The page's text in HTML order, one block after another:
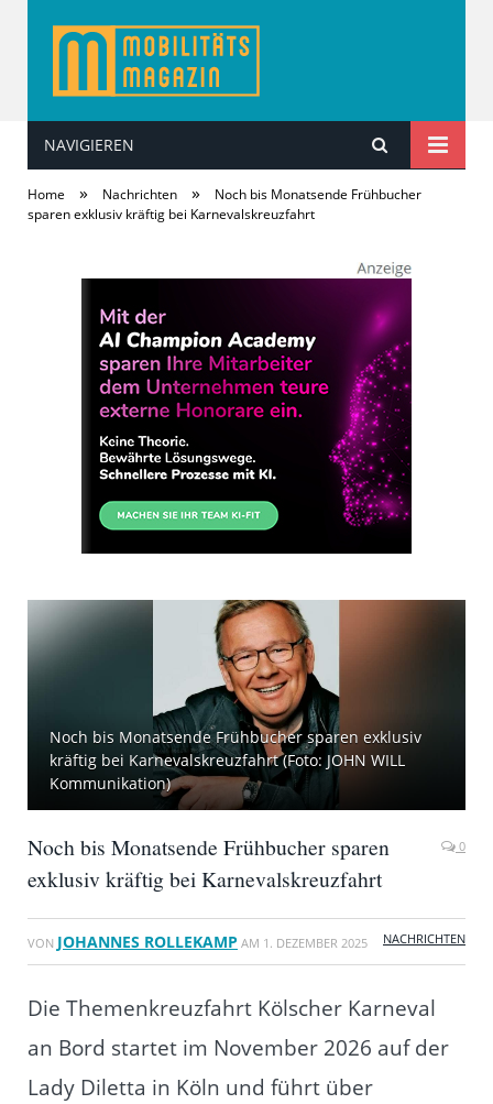
MobilitätsMagazin
NAVIGIEREN
Home » Nachrichten »
Noch bis Monatsende Frühbucher
sparen exklusiv kräftig bei Karnevalskreuzfahrt
Noch bis Monatsende Frühbucher sparen exklusiv
kräftig bei Karnevalskreuzfahrt (Foto: JOHN WILL
Kommunikation)
Noch bis Monatsende Frühbucher sparen
exklusiv kräftig bei Karnevalskreuzfahrt
0
VON JOHANNES ROLLEKAMP AM 1. DEZEMBER 2025 NACHRICHTEN
Die Themenkreuzfahrt Kölscher Karneval
an Bord startet im November 2026 auf der
Lady Diletta in Köln und führt über